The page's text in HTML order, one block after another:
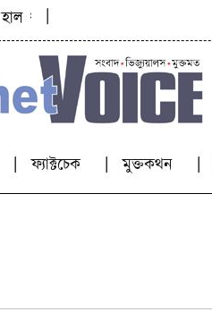
প্রীতমও চলে গেলেন দুর্ঘটনায়
|
ফ্যাক্টচেক মুক্তকথন